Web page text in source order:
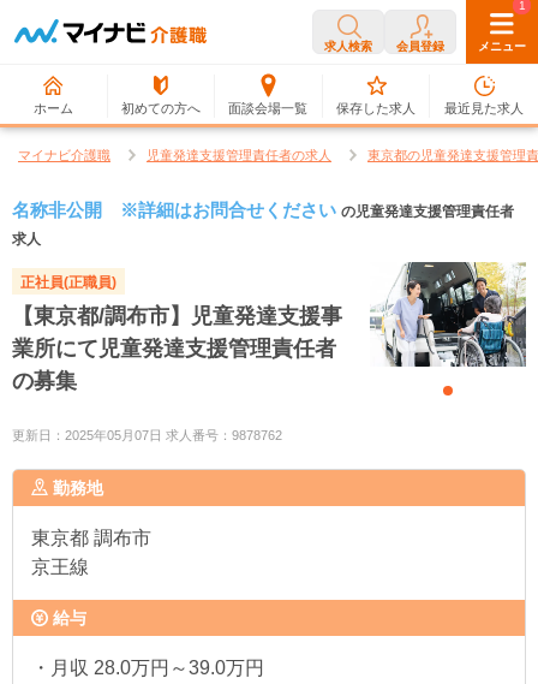
求人検索 会員登録 メニュー
ホーム 初めての方へ 面談会場一覧
0
保存した求人
1
最近見た求人
マイナビ介護職 児童発達支援管理責任者の求人 東京都の児童発達支援管理
名称非公開 ※詳細はお問合せください の児童発達支援管理責任者
求人
正社員(正職員)
【東京都/調布市】児童発達支援事
業所にて児童発達支援管理責任者
の募集
更新日：2025年05月07日 求人番号：9878762
勤務地
東京都 調布市
京王線
給与
・月収 28.0万円～39.0万円